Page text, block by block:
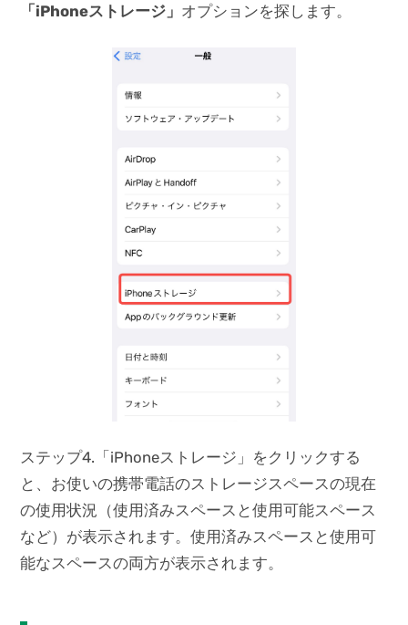
「iPhoneストレージ」 オプションを探します。
ステップ4.「iPhoneストレージ」をクリックする
と、お使いの携帯電話のストレージスペースの現在
の使用状況（使用済みスペースと使用可能スペース
など）が表示されます。使用済みスペースと使用可
能なスペースの両方が表示されます。